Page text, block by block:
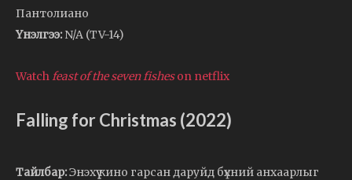
Пантолиано
Үнэлгээ: N/A (TV-14)
Watchfeast of the seven fisheson netflix
Falling for Christmas (2022)
Тайлбар:Энэхүү кино гарсан даруйд бүхний анхаарлыг